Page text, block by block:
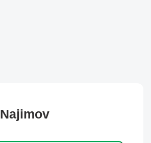
Najimov